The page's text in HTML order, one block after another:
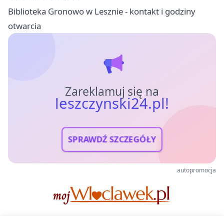
Biblioteka Gronowo w Lesznie - kontakt i godziny
otwarcia
Zareklamuj się na
leszczynski24.pl!
SPRAWDŹ SZCZEGÓŁY
autopromocja